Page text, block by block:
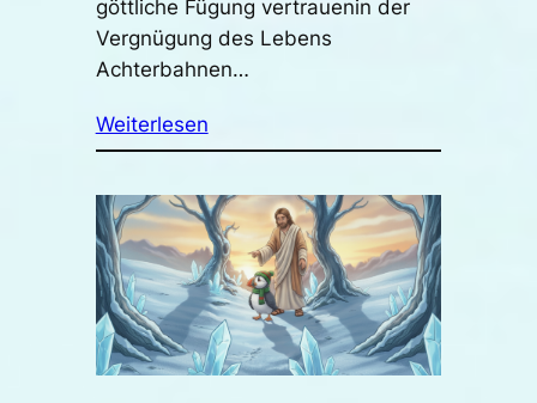
göttliche Fügung vertrauenin der
Vergnügung des Lebens
Achterbahnen…
Weiterlesen